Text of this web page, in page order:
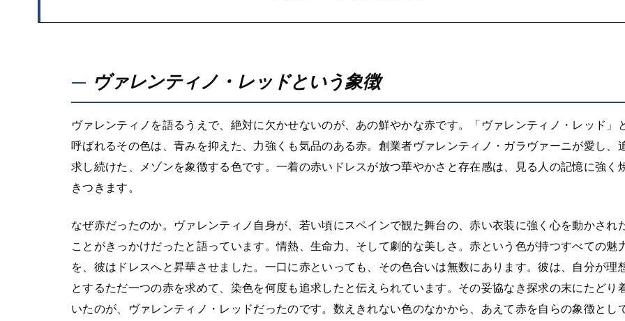
ヴァレンティノ・レッドという象徴
ヴァレンティノを語るうえで、絶対に欠かせないのが、あの鮮やかな赤です。「ヴァレンティノ・レッド」
呼ばれるその色は、青みを抑えた、力強くも気品のある赤。創業者ヴァレンティノ・ガラヴァーニが愛し、
求し続けた、メゾンを象徴する色です。一着の赤いドレスが放つ華やかさと存在感は、見る人の記憶に強く
きつきます。
なぜ赤だったのか。ヴァレンティノ自身が、若い頃にスペインで観た舞台の、赤い衣装に強く心を動かされ
ことがきっかけだったと語っています。情熱、生命力、そして劇的な美しさ。赤という色が持つすべての魅
を、彼はドレスへと昇華させました。一口に赤といっても、その色合いは無数にあります。彼は、自分が理
とするただ一つの赤を求めて、染色を何度も追求したと伝えられています。その妥協なき探求の末にたどり
いたのが、ヴァレンティノ・レッドだったのです。数えきれない色のなかから、あえて赤を自らの象徴とし